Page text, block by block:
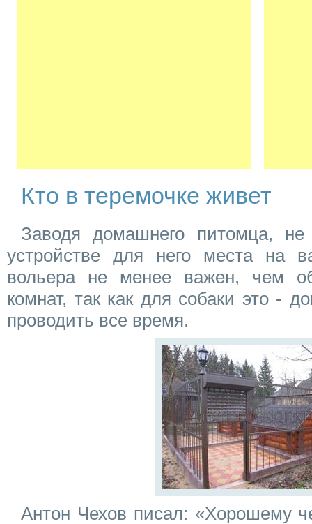
Кто в теремочке живет
Заводя домашнего питомца,
устройстве для него места на
вольера не менее важен, чем
комнат, так как для собаки это -
проводить все время.
Антон Чехов писал: «Хорошему